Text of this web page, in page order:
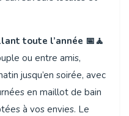
toute l’année 📅🧘
ou entre amis,
jusqu’en soirée, avec
en maillot de bain
à vos envies. Le